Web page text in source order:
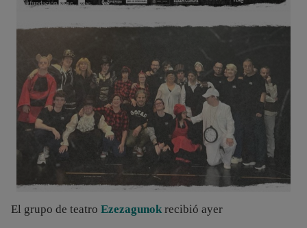
El grupo de teatro Ezezagunok recibió ayer